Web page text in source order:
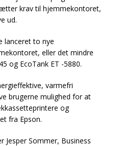
krav til hjemmekontoret,
ud.
lanceret to nye
eller det mindre
og EcoTank ET -5880.
varmefri
brugerne mulighed for at
og
fra Epson.
Jesper Sommer, Business